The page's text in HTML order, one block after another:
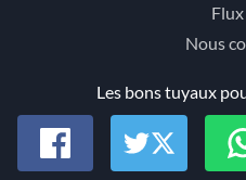
Flux
Nous
Les bons tuyaux